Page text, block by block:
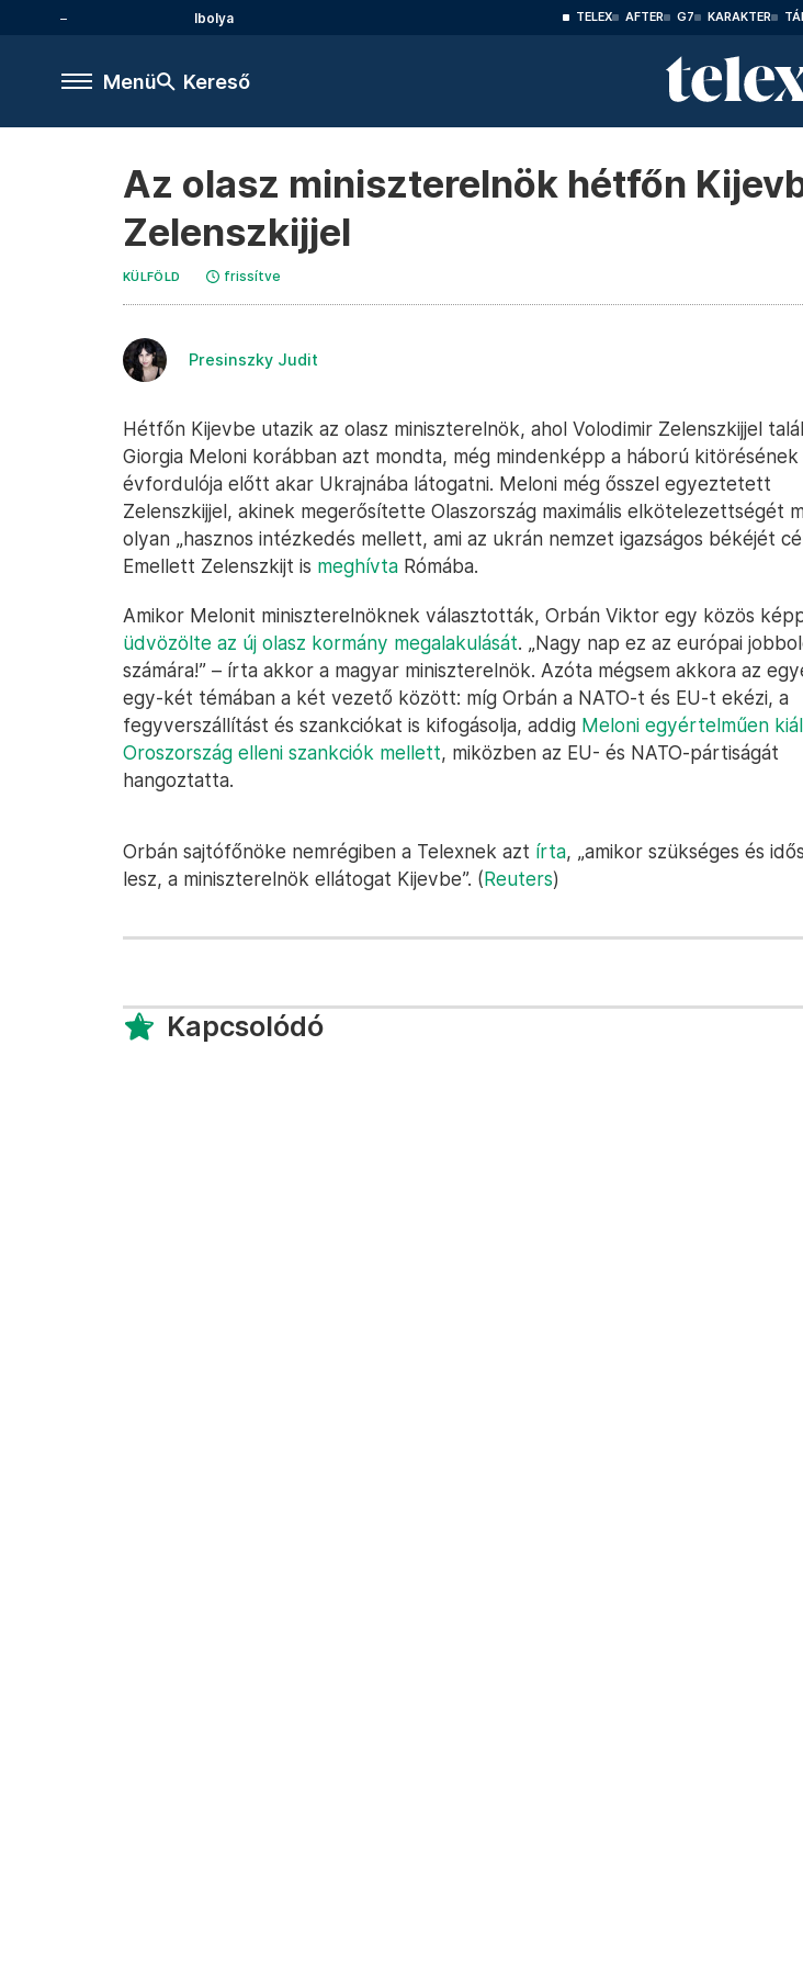
Ibolya TELEX AFTER G7 KARAKTER
Menü Kereső
Az olasz miniszterelnök hétfőn
Zelenszkijjel
KÜLFÖLD frissítve
Presinszky Judit
Hétfőn Kijevbe utazik az olasz miniszterelnök, ahol Volodimir Zelenszkijjel
Giorgia Meloni korábban azt mondta, még mindenképp a háború
évfordulója előtt akar Ukrajnába látogatni. Meloni még ősszel egyeztetett
Zelenszkijjel, akinek megerősítette Olaszország maximális elkötelezettségét
olyan „hasznos intézkedés mellett, ami az ukrán nemzet igazságos békéjét
Emellett Zelenszkijt is meghívta Rómába.
Amikor Melonit miniszterelnöknek választották, Orbán Viktor egy közös
üdvözölte az új olasz kormány megalakulását. „Nagy nap ez az európai
számára!” – írta akkor a magyar miniszterelnök. Azóta mégsem akkora az
egy-két témában a két vezető között: míg Orbán a NATO-t és EU-t ekézi, a
fegyverszállítást és szankciókat is kifogásolja, addig Meloni egyértelműen
Oroszország elleni szankciók mellett, miközben az EU- és NATO-pártiságát
hangoztatta.
Orbán sajtófőnöke nemrégiben a Telexnek azt írta, „amikor szükséges és
lesz, a miniszterelnök ellátogat Kijevbe”. (Reuters)
Kapcsolódó